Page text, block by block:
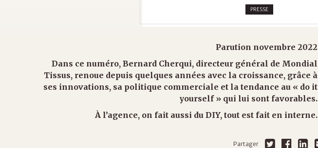
PRESSE
Parution novembre 2022
Dans ce numéro, Bernard Cherqui, directeur général de Mondial
Tissus, renoue depuis quelques années avec la croissance, grâce à
ses innovations, sa politique commerciale et la tendance au « do it
yourself » qui lui sont favorables.
À l’agence, on fait aussi du DIY, tout est fait en interne.
Partager